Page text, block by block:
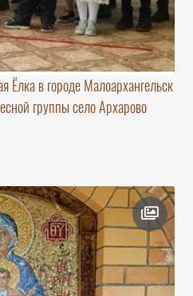
Ёлка в городе Малоархангельск
группы село Архарово